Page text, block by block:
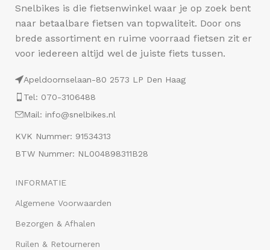
Snelbikes is die fietsenwinkel waar je op zoek bent
naar betaalbare fietsen van topwaliteit. Door ons
brede assortiment en ruime voorraad fietsen zit er
voor iedereen altijd wel de juiste fiets tussen.
Apeldoornselaan-80 2573 LP Den Haag
Tel: 070-3106488
Mail: info@snelbikes.nl
KVK Nummer: 91534313
BTW Nummer: NL004898311B28
INFORMATIE
Algemene Voorwaarden
Bezorgen & Afhalen
Ruilen & Retourneren